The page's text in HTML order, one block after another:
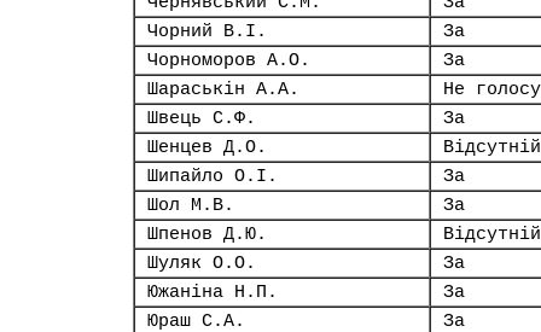
Чорний В.І.
За
Чорноморов А.О.
За
Шараськін А.А.
Не
Швець С.Ф.
За
Шенцев Д.О.
Відсутній
Шипайло О.І.
За
Шол М.В.
За
Шпенов Д.Ю.
Відсутній
Шуляк О.О.
За
Южаніна Н.П.
За
Юраш С.А.
За